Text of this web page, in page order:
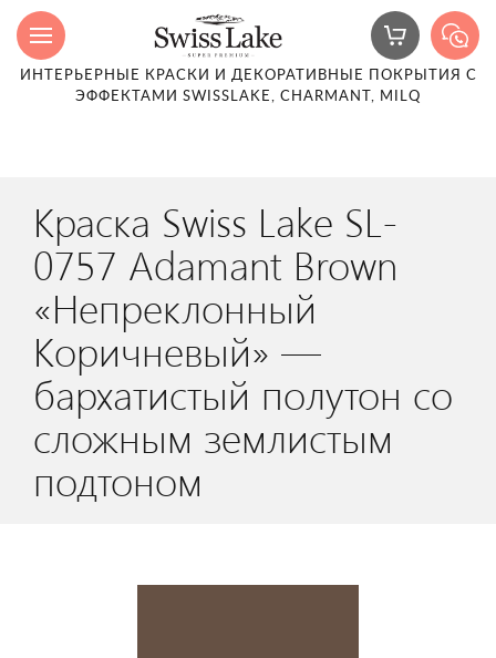
ИНТЕРЬЕРНЫЕ КРАСКИ И ДЕКОРАТИВНЫЕ ПОКРЫТИЯ С
ЭФФЕКТАМИ SWISSLAKE, CHARMANT, MILQ
Краска Swiss Lake SL-
0757 Adamant Brown
«Непреклонный
Коричневый» —
бархатистый полутон со
сложным землистым
подтоном